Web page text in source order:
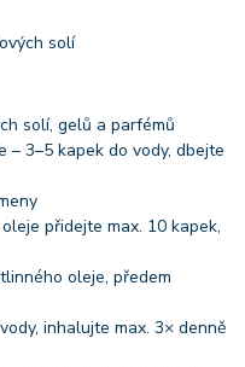
solí
solí, gelů a parfémů
– 3–5 kapek do vody, dbejte
přidejte max. 10 kapek,
oleje, předem
inhalujte max. 3× denně